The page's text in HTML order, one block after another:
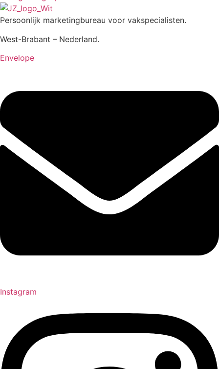
Persoonlijk marketingbureau voor vakspecialisten.
West-Brabant – Nederland.
Envelope
Instagram